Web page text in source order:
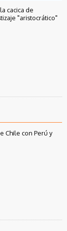
cacica de
"aristocrático"
Chile con Perú y